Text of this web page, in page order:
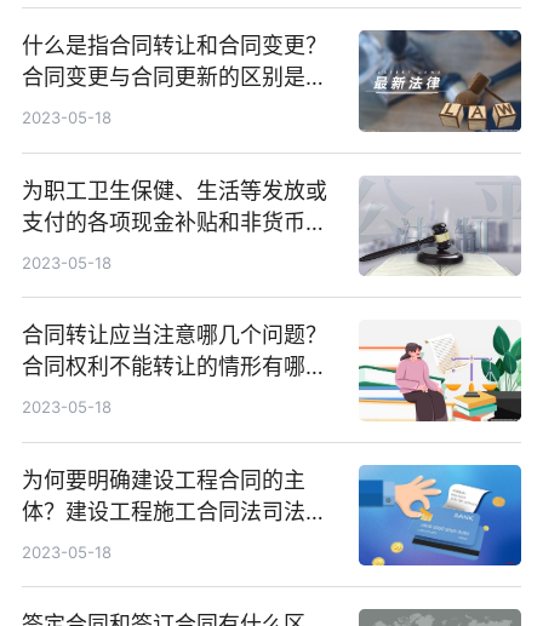
什么是指合同转让和合同变更？
合同变更与合同更新的区别是什
么？
2023-05-18
为职工卫生保健、生活等发放或
支付的各项现金补贴和非货币性
福利包括哪些内容？
2023-05-18
合同转让应当注意哪几个问题？
合同权利不能转让的情形有哪
些？
2023-05-18
为何要明确建设工程合同的主
体？建设工程施工合同法司法解
释是什么？
2023-05-18